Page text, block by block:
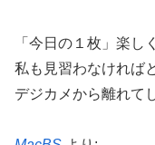
「今日の１枚」楽し
私も見習わなければ
デジカメから離れて